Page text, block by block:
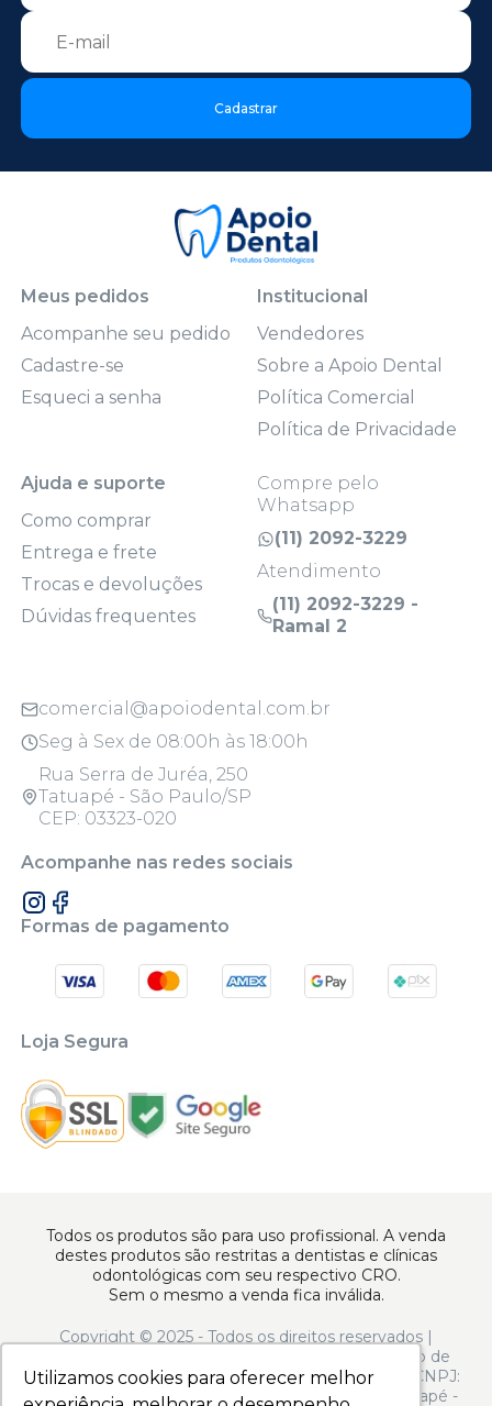
Utilizamos cookies para oferecer melhor
Utilizamos cookies para oferecer melhor
Cadastrar
Meus pedidos
Acompanhe seu pedido
Cadastre-se
Esqueci a senha
Institucional
Vendedores
Sobre a Apoio Dental
Política Comercial
Política de Privacidade
Ajuda e suporte
Como comprar
Entrega e frete
Trocas e devoluções
Dúvidas frequentes
Compre pelo
Whatsapp
(11) 2092-3229
Atendimento
(11) 2092-3229 -
Ramal 2
comercial@apoiodental.com.br
Seg à Sex de 08:00h às 18:00h
Rua Serra de Juréa, 250
Tatuapé - São Paulo/SP
CEP: 03323-020
Acompanhe nas redes sociais
Formas de pagamento
Loja Segura
Todos os produtos são para uso profissional. A venda
destes produtos são restritas a dentistas e clínicas
odontológicas com seu respectivo CRO.
Sem o mesmo a venda fica inválida.
Copyright © 2025 - Todos os direitos reservados |
www.apoiodental.com.br | Apoio Dental Comércio de
Produtos e Equipamentos Odontológicos LTDA | CNPJ:
10.925.214/0001-22 | Rua Serra de Juréa, 250 - Tatuapé -